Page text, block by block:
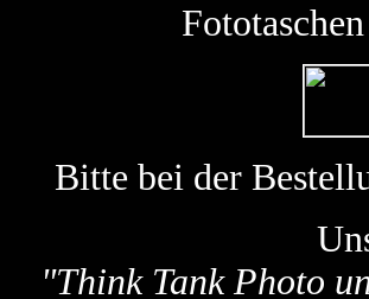
Bitte bei der
"Think Tank Photo